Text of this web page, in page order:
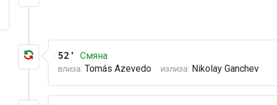
52' Смяна
влиза: Tomás Azevedo излиза: Nikolay Ganchev